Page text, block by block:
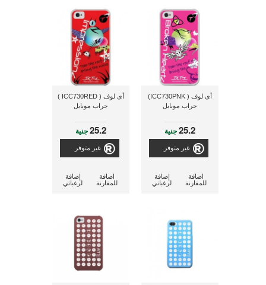
أى لوف ( ICC730PNK)
جراب موبايل
25.2جنية
غير متوفر
إضافة
لرغباتي
اضافة
للمقارنة
أى لوف ( ICC730RED )
جراب موبايل
25.2جنية
غير متوفر
إضافة
لرغباتي
اضافة
للمقارنة